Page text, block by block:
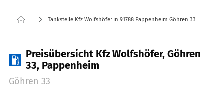
Tankstelle Kfz Wolfshöfer in 91788 Pappenheim Göhren 33
Preisübersicht Kfz Wolfshöfer, Göhren
33, Pappenheim
Göhren 33